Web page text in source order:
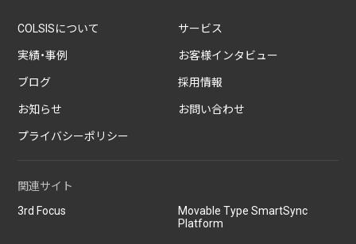
COLSISについて サービス
実績・事例 お客様インタビュー
ブログ 採用情報
お知らせ お問い合わせ
プライバシーポリシー
関連サイト
3rd Focus
Movable Type SmartSync
Platform